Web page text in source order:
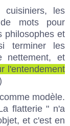
les
mots pour
philosophes et
terminer les
nettement, et
l'entendement
modèle.
flatterie " n'a
et c'est en